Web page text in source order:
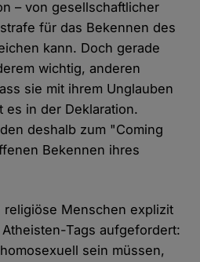
– von gesellschaftlicher
für das Bekennen des
kann. Doch gerade
wichtig, anderen
sie mit ihrem Unglauben
es in der Deklaration.
deshalb zum "Coming
Bekennen ihres
religiöse Menschen explizit
Tags aufgefordert:
sein müssen,